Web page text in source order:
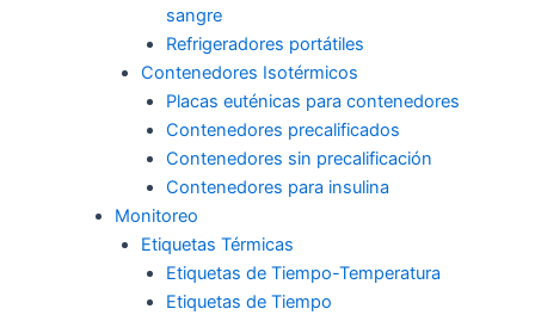
sangre
Refrigeradores portátiles
Contenedores Isotérmicos
Placas euténicas para contenedores
Contenedores precalificados
Contenedores sin precalificación
Contenedores para insulina
Monitoreo
Etiquetas Térmicas
Etiquetas de Tiempo-Temperatura
Etiquetas de Tiempo